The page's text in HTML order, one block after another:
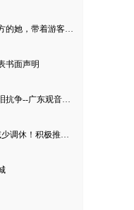
人民日报看新疆丨向往远方的她，带着游客追寻“诗和远方”（我的家乡我建设）
书面声明
民营国家级森林公园的血泪抗争--广东观音山26年来究竟经历了什么？
国家发改委：连放9天，减少调休！积极推动优化节假日安排